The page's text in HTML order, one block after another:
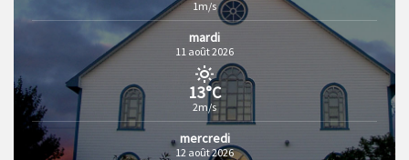
1m/s
mardi
11 août 2026
13°C
2m/s
mercredi
12 août 2026